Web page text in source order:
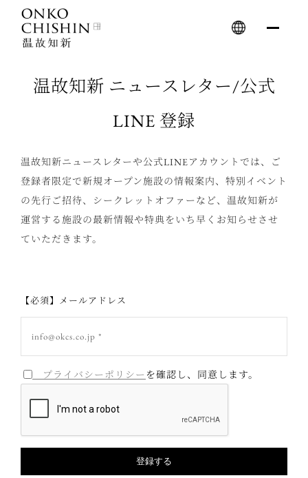
content
温故知新 ニュースレター/公式
LINE 登録
温故知新ニュースレターや公式LINEアカウントでは、ご
登録者限定で新規オープン施設の情報案内、特別イベント
の先行ご招待、シークレットオファーなど、温故知新が
運営する施設の最新情報や特典をいち早くお知らせさせ
ていただきます。
【必須】メールアドレス
プライバシーポリシー を確認し、同意します。